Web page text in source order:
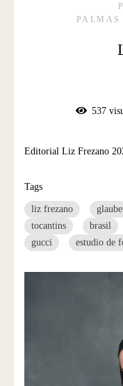
PALMAS
537
Editorial Liz Frezano
Tags
liz frezano
tocantins
brasil
gucci
estudio de